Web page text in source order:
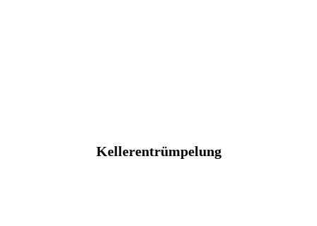
Kellerentrümpelung